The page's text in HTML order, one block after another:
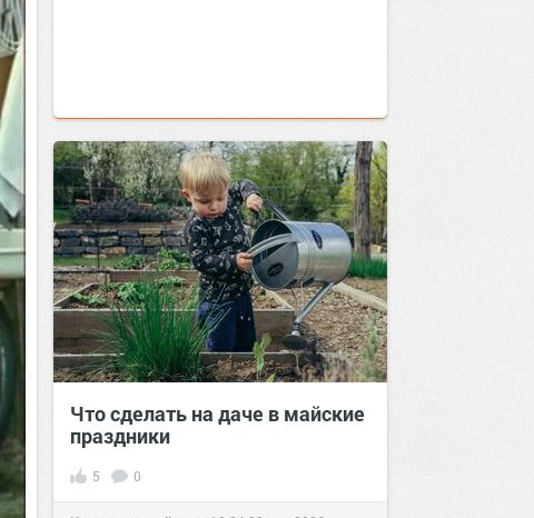
Что сделать на даче в майские
праздники
5 0